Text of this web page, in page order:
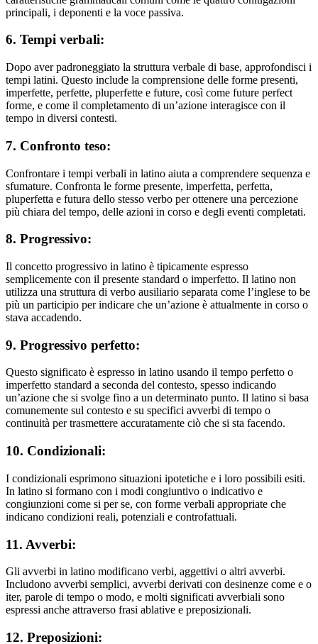
principali, i deponenti e la voce passiva.
6. Tempi verbali:
Dopo aver padroneggiato la struttura verbale di base, approfondisci i
tempi latini. Questo include la comprensione delle forme presenti,
imperfette, perfette, pluperfette e future, così come future perfect
forme, e come il completamento di un’azione interagisce con il
tempo in diversi contesti.
7. Confronto teso:
Confrontare i tempi verbali in latino aiuta a comprendere sequenza e
sfumature. Confronta le forme presente, imperfetta, perfetta,
pluperfetta e futura dello stesso verbo per ottenere una percezione
più chiara del tempo, delle azioni in corso e degli eventi completati.
8. Progressivo:
Il concetto progressivo in latino è tipicamente espresso
semplicemente con il presente standard o imperfetto. Il latino non
utilizza una struttura di verbo ausiliario separata come l’inglese to be
più un participio per indicare che un’azione è attualmente in corso o
stava accadendo.
9. Progressivo perfetto:
Questo significato è espresso in latino usando il tempo perfetto o
imperfetto standard a seconda del contesto, spesso indicando
un’azione che si svolge fino a un determinato punto. Il latino si basa
comunemente sul contesto e su specifici avverbi di tempo o
continuità per trasmettere accuratamente ciò che si sta facendo.
10. Condizionali:
I condizionali esprimono situazioni ipotetiche e i loro possibili esiti.
In latino si formano con i modi congiuntivo o indicativo e
congiunzioni come si per se, con forme verbali appropriate che
indicano condizioni reali, potenziali e controfattuali.
11. Avverbi:
Gli avverbi in latino modificano verbi, aggettivi o altri avverbi.
Includono avverbi semplici, avverbi derivati con desinenze come e o
iter, parole di tempo o modo, e molti significati avverbiali sono
espressi anche attraverso frasi ablative e preposizionali.
12. Preposizioni: